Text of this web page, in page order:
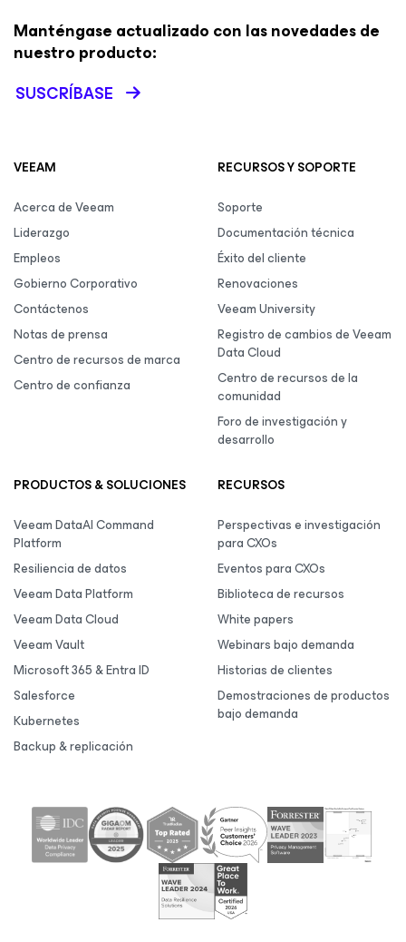
Manténgase actualizado con las novedades de
nuestro producto:
SUSCRÍBASE
VEEAM
Acerca de Veeam
Liderazgo
Empleos
Gobierno Corporativo
Contáctenos
Notas de prensa
Centro de recursos de marca
Centro de confianza
RECURSOS Y SOPORTE
Soporte
Documentación técnica
Éxito del cliente
Renovaciones
Veeam University
Registro de cambios de Veeam
Data Cloud
Centro de recursos de la
comunidad
Foro de investigación y
desarrollo
PRODUCTOS & SOLUCIONES
Veeam DataAI Command
Platform
Resiliencia de datos
Veeam Data Platform
Veeam Data Cloud
Veeam Vault
Microsoft 365 & Entra ID
Salesforce
Kubernetes
Backup & replicación
RECURSOS
Perspectivas e investigación
para CXOs
Eventos para CXOs
Biblioteca de recursos
White papers
Webinars bajo demanda
Historias de clientes
Demostraciones de productos
bajo demanda